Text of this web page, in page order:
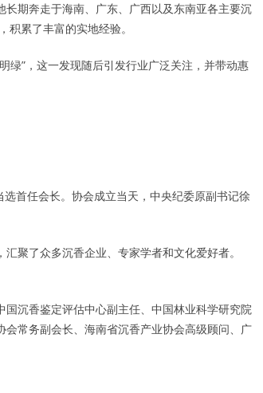
期奔走于海南、广东、广西以及东南亚各主要沉
累了丰富的实地经验。
绿”，这一发现随后引发行业广泛关注，并带动惠
首任会长。协会成立当天，中央纪委原副书记徐
聚了众多沉香企业、专家学者和文化爱好者。
沉香鉴定评估中心副主任、中国林业科学研究院
常务副会长、海南省沉香产业协会高级顾问、广